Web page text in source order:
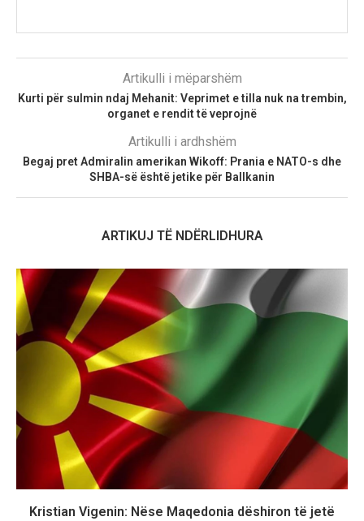
Artikulli i mëparshëm
Kurti për sulmin ndaj Mehanit: Veprimet e tilla nuk na trembin,
organet e rendit të veprojnë
Artikulli i ardhshëm
Begaj pret Admiralin amerikan Wikoff: Prania e NATO-s dhe
SHBA-së është jetike për Ballkanin
ARTIKUJ TË NDËRLIDHURA
Kristian Vigenin: Nëse Maqedonia dëshiron të jetë